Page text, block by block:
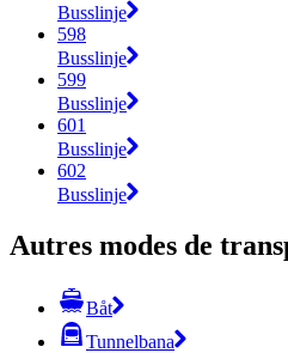
Busslinje
598
Busslinje
599
Busslinje
601
Busslinje
602
Busslinje
Autres modes de
Båt
Tunnelbana